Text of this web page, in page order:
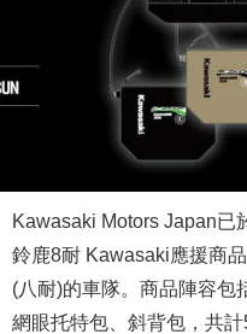
Kawasaki Motors Japan已
鈴鹿8耐 Kawasaki應援商
(八耐)的車隊。商品陣容包
網眼托特包、斜背包，共計